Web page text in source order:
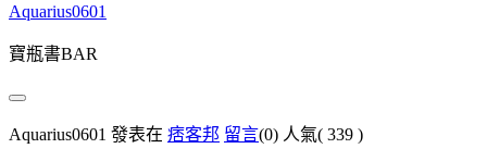
Aquarius0601
寶瓶書BAR
Aquarius0601 發表在 痞客邦 留言(0) 人氣( 339 )